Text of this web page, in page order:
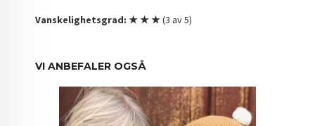
Vanskelighetsgrad: ★ ★ ★(3 av 5)
VI ANBEFALER OGSÅ